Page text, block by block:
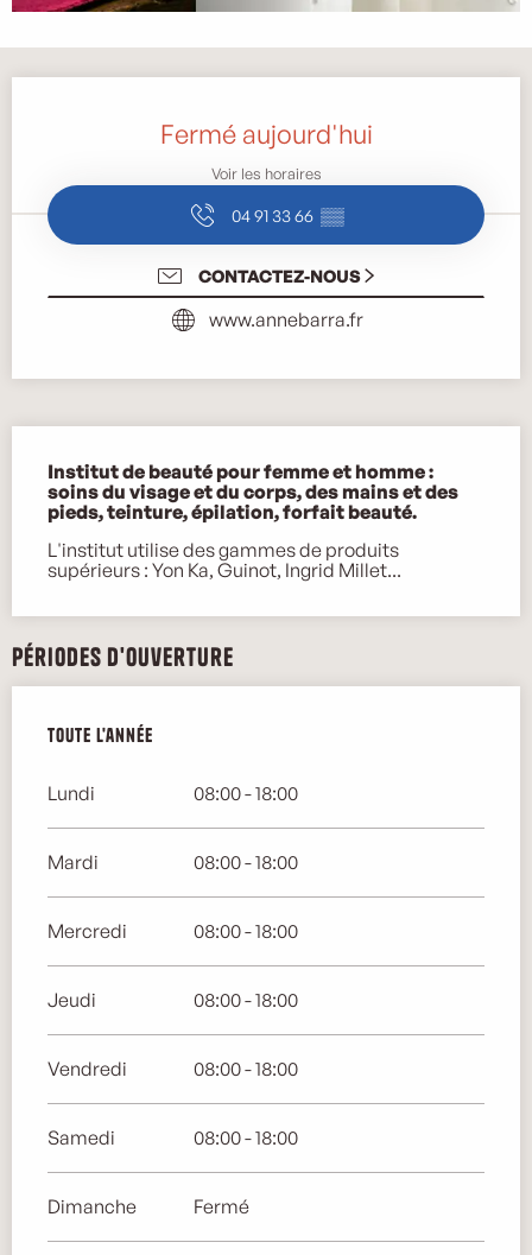
Fermé aujourd'hui
Voir les horaires
04 91 33 66 ▒▒
CONTACTEZ-NOUS
www.annebarra.fr
Institut de beauté pour femme et homme :
soins du visage et du corps, des mains et des
pieds, teinture, épilation, forfait beauté.
L'institut utilise des gammes de produits
supérieurs : Yon Ka, Guinot, Ingrid Millet...
Périodes d'ouverture
Toute l'année
Toute l'année
Lundi 08:00 - 18:00
Mardi 08:00 - 18:00
Mercredi 08:00 - 18:00
Jeudi 08:00 - 18:00
Vendredi 08:00 - 18:00
Samedi 08:00 - 18:00
Dimanche Fermé